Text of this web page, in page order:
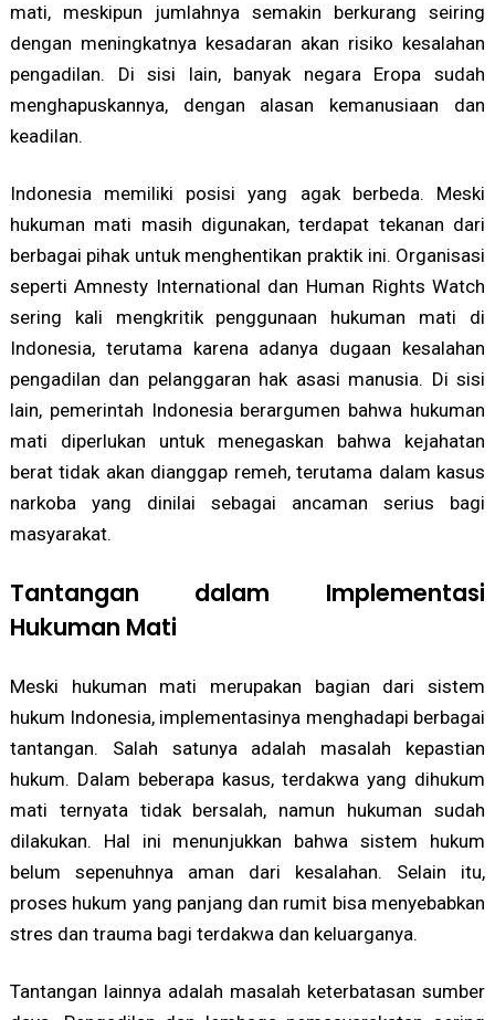
mati, meskipun jumlahnya semakin berkurang seiring
dengan meningkatnya kesadaran akan risiko kesalahan
pengadilan. Di sisi lain, banyak negara Eropa sudah
menghapuskannya, dengan alasan kemanusiaan dan
keadilan.
Indonesia memiliki posisi yang agak berbeda. Meski
hukuman mati masih digunakan, terdapat tekanan dari
berbagai pihak untuk menghentikan praktik ini. Organisasi
seperti Amnesty International dan Human Rights Watch
sering kali mengkritik penggunaan hukuman mati di
Indonesia, terutama karena adanya dugaan kesalahan
pengadilan dan pelanggaran hak asasi manusia. Di sisi
lain, pemerintah Indonesia berargumen bahwa hukuman
mati diperlukan untuk menegaskan bahwa kejahatan
berat tidak akan dianggap remeh, terutama dalam kasus
narkoba yang dinilai sebagai ancaman serius bagi
masyarakat.
Tantangan dalam Implementasi
Hukuman Mati
Meski hukuman mati merupakan bagian dari sistem
hukum Indonesia, implementasinya menghadapi berbagai
tantangan. Salah satunya adalah masalah kepastian
hukum. Dalam beberapa kasus, terdakwa yang dihukum
mati ternyata tidak bersalah, namun hukuman sudah
dilakukan. Hal ini menunjukkan bahwa sistem hukum
belum sepenuhnya aman dari kesalahan. Selain itu,
proses hukum yang panjang dan rumit bisa menyebabkan
stres dan trauma bagi terdakwa dan keluarganya.
Tantangan lainnya adalah masalah keterbatasan sumber